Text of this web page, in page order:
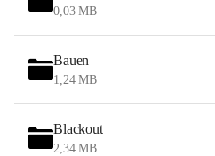
0,03 MB
Bauen
1,24 MB
Blackout
2,34 MB